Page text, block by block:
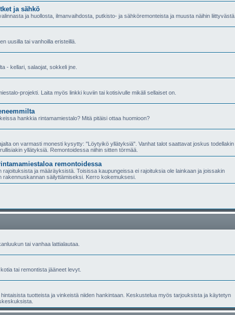
ja sähkö
ja huollosta, ilmanvaihdosta, putkisto- ja sähköremonteista ja muusta näihin liittyvästä.
uusilla tai vanhoilla eristeillä.
- kellari, salaojat, sokkeli jne.
projekti. Laita myös linkki kuviin tai kotisivulle mikäli sellaiset on.
hankkia rintamamiestalo? Mitä pitäisi ottaa huomioon?
on varmasti monesti kysytty: "Löytyikö yllätyksiä". Vanhat talot saattavat joskus todellakin
yllätyksiä. Remontoidessa niihin sitten törmää.
remontoidessa
rajoituksista ja määräyksistä. Toisissa kaupungeissa ei rajoituksia ole lainkaan ja joissakin
säilyttämiseksi. Kerro kokemuksesi.
tai vanhaa lattialautaa.
tai remontista jääneet levyt.
tuotteista ja vinkeistä niiden hankintaan. Keskustelua myös tarjouksista ja käytetyn